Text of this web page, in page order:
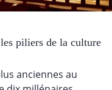
piliers de la culture
anciennes au